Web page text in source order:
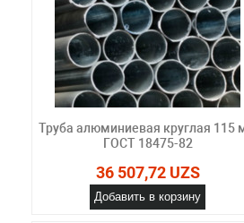
Труба алюминиевая круглая 115
ГОСТ 18475-82
36 507,72 UZS
Добавить в корзину